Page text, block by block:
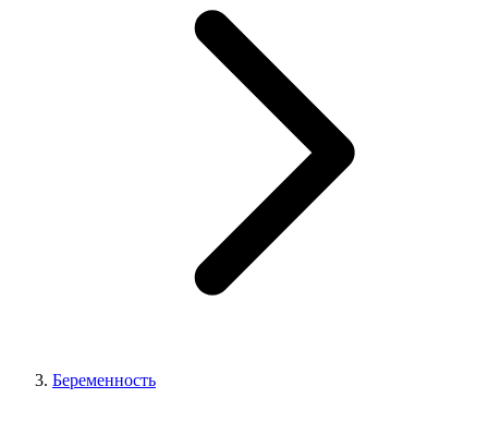
Беременность